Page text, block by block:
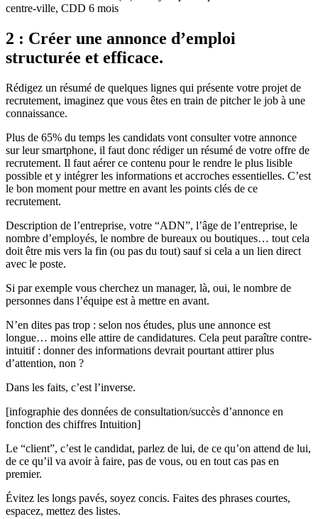
centre-ville, CDD 6 mois
2 : Créer une annonce d’emploi
structurée et efficace.
Rédigez un résumé de quelques lignes qui présente votre projet de
recrutement, imaginez que vous êtes en train de pitcher le job à une
connaissance.
Plus de 65% du temps les candidats vont consulter votre annonce
sur leur smartphone, il faut donc rédiger un résumé de votre offre de
recrutement. Il faut aérer ce contenu pour le rendre le plus lisible
possible et y intégrer les informations et accroches essentielles. C’est
le bon moment pour mettre en avant les points clés de ce
recrutement.
Description de l’entreprise, votre “ADN”, l’âge de l’entreprise, le
nombre d’employés, le nombre de bureaux ou boutiques… tout cela
doit être mis vers la fin (ou pas du tout) sauf si cela a un lien direct
avec le poste.
Si par exemple vous cherchez un manager, là, oui, le nombre de
personnes dans l’équipe est à mettre en avant.
N’en dites pas trop : selon nos études, plus une annonce est
longue… moins elle attire de candidatures. Cela peut paraître contre-
intuitif : donner des informations devrait pourtant attirer plus
d’attention, non ?
Dans les faits, c’est l’inverse.
[infographie des données de consultation/succès d’annonce en
fonction des chiffres Intuition]
Le “client”, c’est le candidat, parlez de lui, de ce qu’on attend de lui,
de ce qu’il va avoir à faire, pas de vous, ou en tout cas pas en
premier.
Évitez les longs pavés, soyez concis. Faites des phrases courtes,
espacez, mettez des listes.